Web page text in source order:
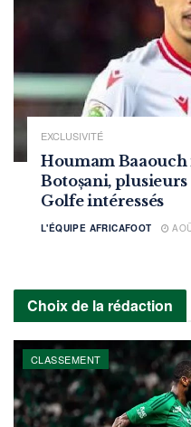
EXCLUSIVITÉ
Houmam Baaouch
Botoșani,
Golfe intéressés
L'ÉQUIPE AFRICAFOOT
Choix de la rédaction
CLASSEMENT